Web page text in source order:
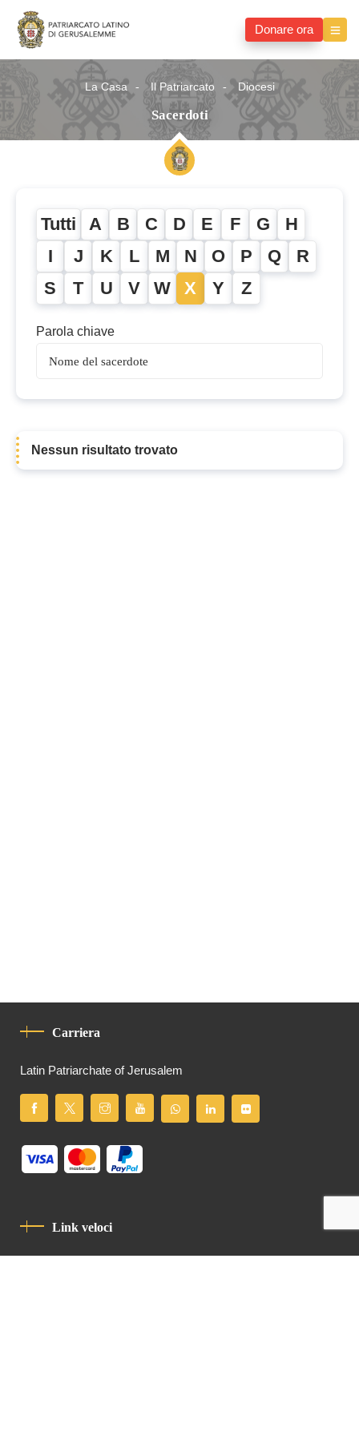
Donare ora
La Casa Il Patriarcato Diocesi
Sacerdoti
Tutti A B C D E F G H
I J K L M N O P Q R
S T U V W X Y Z
Parola chiave
Sacerdoti
Nessun risultato trovato
Carriera
Latin Patriarchate of Jerusalem
Link veloci